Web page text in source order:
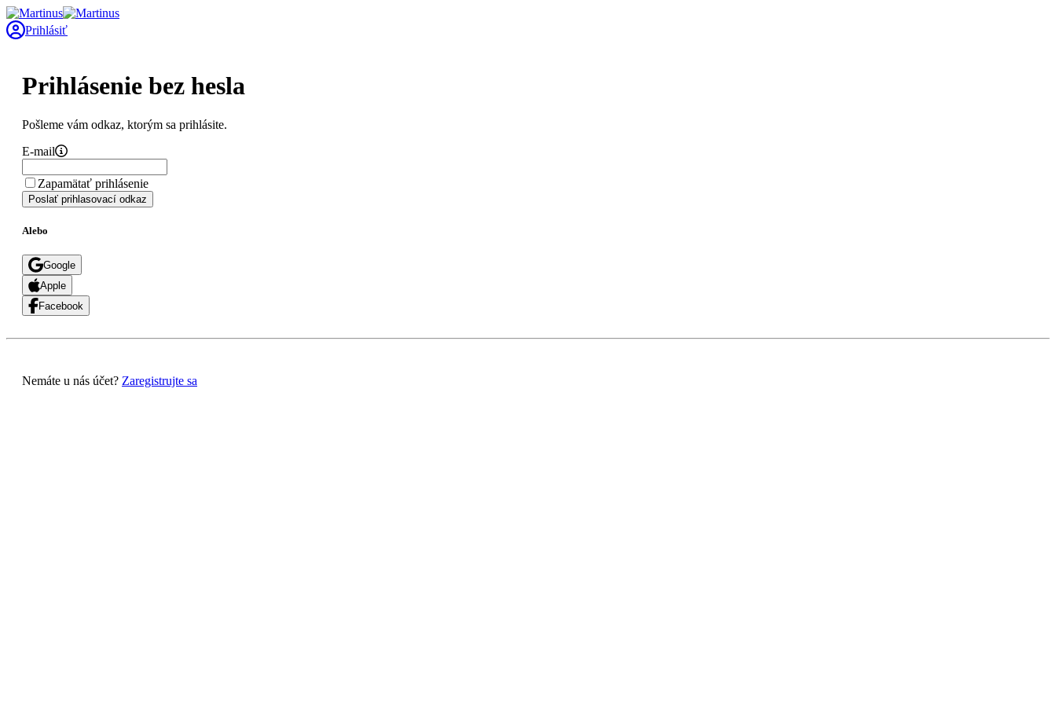
Prihlásiť
Prihlásenie bez hesla
Pošleme vám odkaz, ktorým sa prihlásite.
E-mail
Zapamätať prihlásenie
Poslať prihlasovací odkaz
Alebo
Google
Apple
Facebook
Nemáte u nás účet? Zaregistrujte sa